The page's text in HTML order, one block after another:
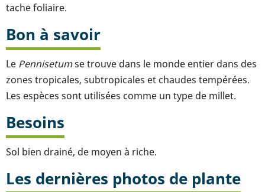
tache foliaire.
Bon à savoir
Le Pennisetumse trouve dans le monde entier dans des
zones tropicales, subtropicales et chaudes tempérées.
Les espèces sont utilisées comme un type de millet.
Besoins
Sol bien drainé, de moyen à riche.
Les dernières photos de plante